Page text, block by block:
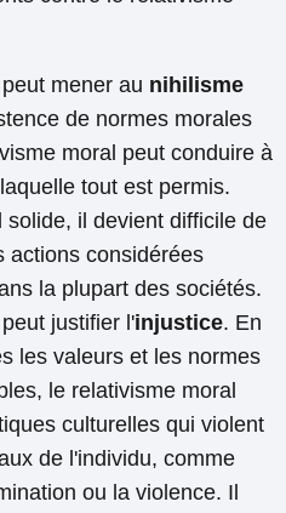
mener au nihilisme
de normes morales
moral peut conduire à
tout est permis.
solide, il devient difficile de
actions considérées
la plupart des sociétés.
justifier l'injustice. En
les valeurs et les normes
le relativisme moral
culturelles qui violent
de l'individu, comme
ou la violence. Il